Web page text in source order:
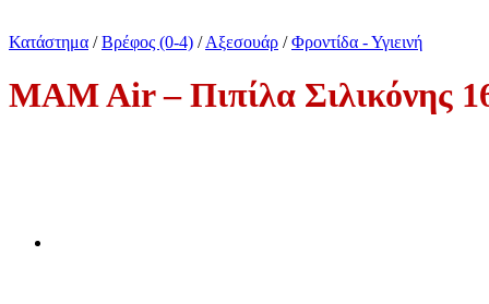
Κατάστημα / Βρέφος (0-4) / Αξεσουάρ / Φροντίδα - Υγιεινή
MAM Air – Πιπίλα Σιλικόνης